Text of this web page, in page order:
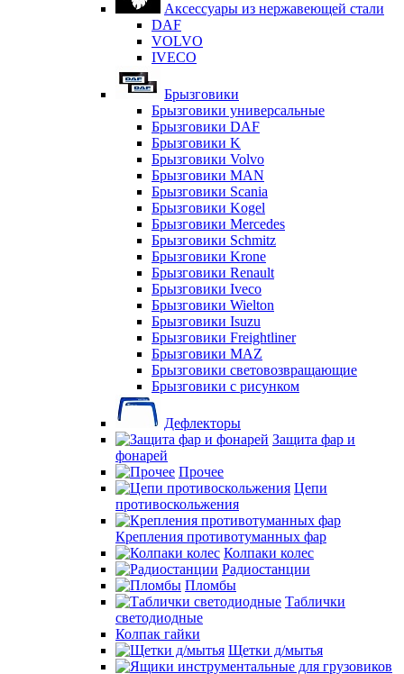
Аксессуары из нержавеющей стали
DAF
VOLVO
IVECO
Брызговики
Брызговики универсальные
Брызговики DAF
Брызговики K
Брызговики Volvo
Брызговики MAN
Брызговики Scania
Брызговики Kogel
Брызговики Mercedes
Брызговики Schmitz
Брызговики Krone
Брызговики Renault
Брызговики Iveco
Брызговики Wielton
Брызговики Isuzu
Брызговики Freightliner
Брызговики MAZ
Брызговики световозвращающие
Брызговики с рисунком
Дефлекторы
Защита фар и
фонарей
Прочее
Цепи
противоскольжения
Крепления противотуманных фар
Колпаки колес
Радиостанции
Пломбы
Таблички
светодиодные
Колпак гайки
Щетки д/мытья